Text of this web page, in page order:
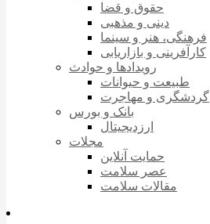
حقوق و قضا
دینی و مذهبی
فرهنگی، هنر و سینما
کارآفرینی و بازاریابی
رویدادها و حوادث
طبیعت و حیوانات
گردشگری و مهاجرت
بانک و بورس
ارزدیجیتال
مجلات
حمایت آنلاین
عصر سلامت
مقالات سلامت